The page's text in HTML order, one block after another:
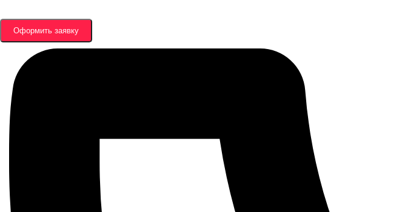
Оформить заявку